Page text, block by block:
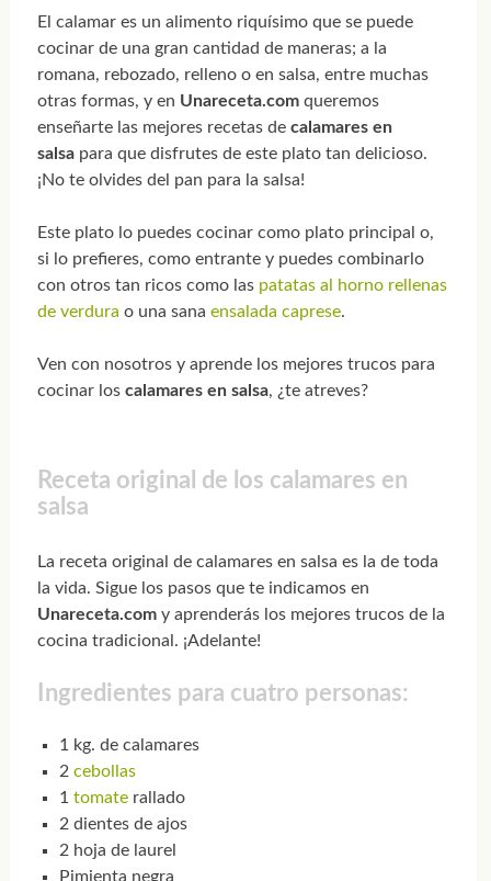
El calamar es un alimento riquísimo que se puede
cocinar de una gran cantidad de maneras; a la
romana, rebozado, relleno o en salsa, entre muchas
otras formas, y en Unareceta.comqueremos
enseñarte las mejores recetas de calamares en
salsapara que disfrutes de este plato tan delicioso.
¡No te olvides del pan para la salsa!
Este plato lo puedes cocinar como plato principal o,
si lo prefieres, como entrante y puedes combinarlo
con otros tan ricos como las patatas al horno rellenas
de verdura o una sana ensalada caprese.
Ven con nosotros y aprende los mejores trucos para
cocinar los calamares en salsa, ¿te atreves?
Receta original de los calamares en
salsa
La receta original de calamares en salsa es la de toda
la vida. Sigue los pasos que te indicamos en
Unareceta.comy aprenderás los mejores trucos de la
cocina tradicional. ¡Adelante!
Ingredientes para cuatro personas:
1 kg. de calamares
2 cebollas
1 tomaterallado
2 dientes de ajos
2 hoja de laurel
Pimienta negra